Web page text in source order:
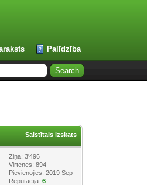
Palīdzība
Saistītais izskats
Ziņa: 3'496
Virtenes: 894
Pievienojies: 2019 Sep
Reputācija:6